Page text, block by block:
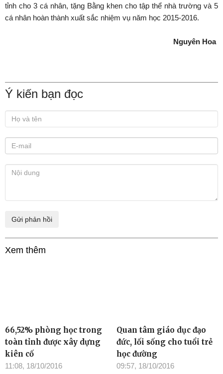
tỉnh cho 3 cá nhân, tặng Bằng khen cho tập thể nhà trường và 5
cá nhân hoàn thành xuất sắc nhiệm vụ năm học 2015-2016.
Nguyên Hoa
Ý kiến bạn đọc
Xem thêm
66,52% phòng học trong
toàn tỉnh được xây dựng
kiên cố
11:08, 18/10/2016
Quan tâm giáo dục đạo
đức, lối sống cho tuổi trẻ
học đường
09:57, 18/10/2016